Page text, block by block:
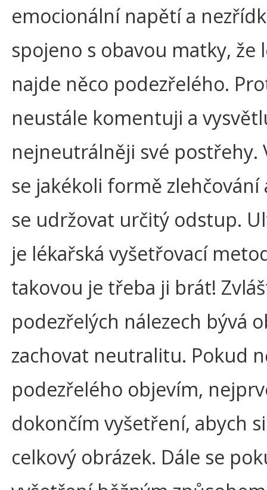
emocionální napětí a
spojeno s obavou matky, že
najde něco podezřelého.
neustále komentuji a
nejneutrálněji své postřehy.
se jakékoli formě zlehčování
se udržovat určitý odstup.
je lékařská vyšetřovací
takovou je třeba ji brát!
podezřelých nálezech bývá
zachovat neutralitu. Pokud
podezřelého objevím,
dokončím vyšetření, abych
celkový obrázek. Dále se